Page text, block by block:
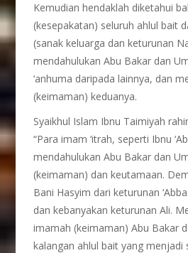
Kemudian hendaklah diketahui
(kesepakatan) seluruh ahlul bait
(sanak keluarga dan keturunan
mendahulukan Abu Bakar dan
‘anhuma daripada lainnya, dan
(keimaman) keduanya.
Syaikhul Islam Ibnu Taimiyah
“Para imam ‘itrah, seperti Ibnu
mendahulukan Abu Bakar dan
(keimaman) dan keutamaan.
Bani Hasyim dari keturunan
dan kebanyakan keturunan Ali.
imamah (keimaman) Abu Bakar
kalangan ahlul bait yang menjadi